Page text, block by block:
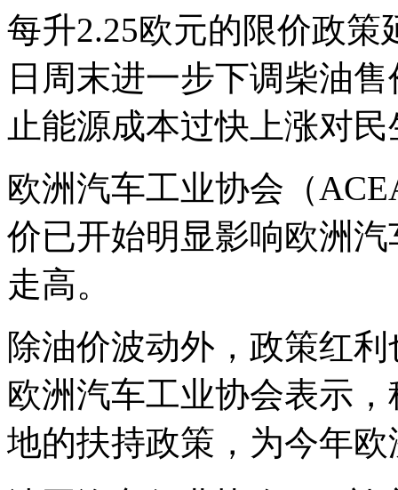
每升2.25欧元的限价政
日周末进一步下调柴油
止能源成本过快上涨对
欧洲汽车工业协会（
价已开始明显影响欧洲
走高。
除油价波动外，政策红
欧洲汽车工业协会表示
地的扶持政策，为今年